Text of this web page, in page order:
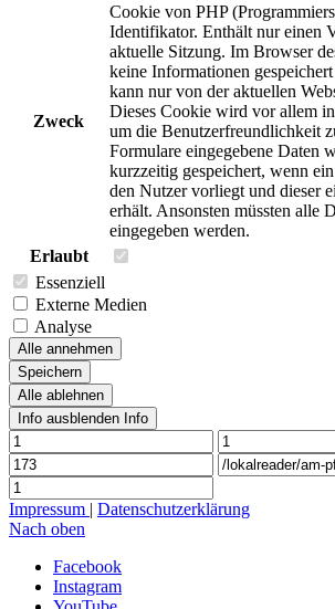
Zweck
Cookie von PHP
Identifikator. Enthält nur einen
aktuelle Sitzung. Im Browser
keine Informationen
kann nur von der aktuellen
Dieses Cookie wird vor allem
um die Benutzerfreundlichkeit
Formulare eingegebene Daten
kurzzeitig gespeichert, wenn
den Nutzer vorliegt und dieser
erhält. Ansonsten müssten alle
eingegeben werden.
Erlaubt
Essenziell
Externe Medien
Analyse
Alle annehmen
Speichern
Alle ablehnen
Info ausblenden Info
Impressum | Datenschutzerklärung
Nach oben
Facebook
Instagram